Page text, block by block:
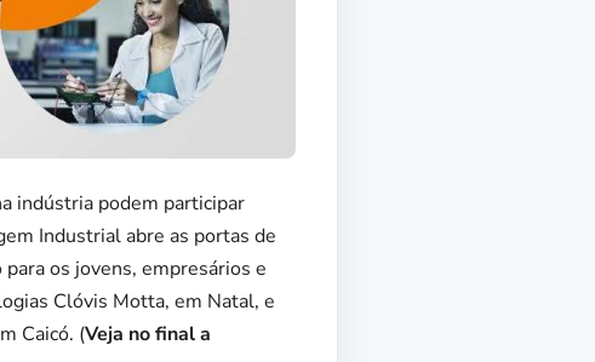
indústria podem participar
Industrial abre as portas de
os jovens, empresários e
Clóvis Motta, em Natal, e
Caicó. (Veja no final a